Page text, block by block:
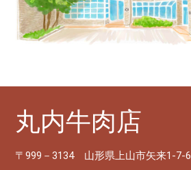
丸内牛肉店
〒999－3134 山形県上山市矢来1-7-6